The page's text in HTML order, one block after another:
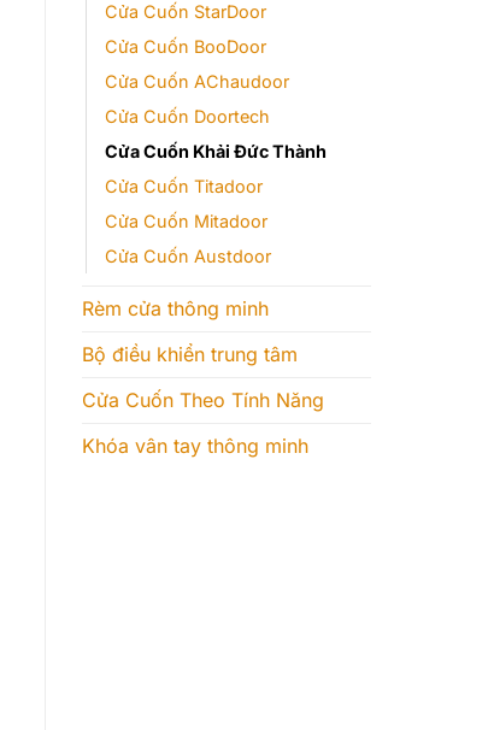
Cửa Cuốn StarDoor
Cửa Cuốn BooDoor
Cửa Cuốn AChaudoor
Cửa Cuốn Doortech
Cửa Cuốn Khải Đức Thành
Cửa Cuốn Titadoor
Cửa Cuốn Mitadoor
Cửa Cuốn Austdoor
Rèm cửa thông minh
Bộ điều khiển trung tâm
Cửa Cuốn Theo Tính Năng
Khóa vân tay thông minh